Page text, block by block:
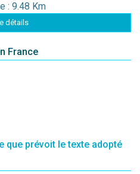
: 9.48 Km
détails
France
que prévoit le texte adopté